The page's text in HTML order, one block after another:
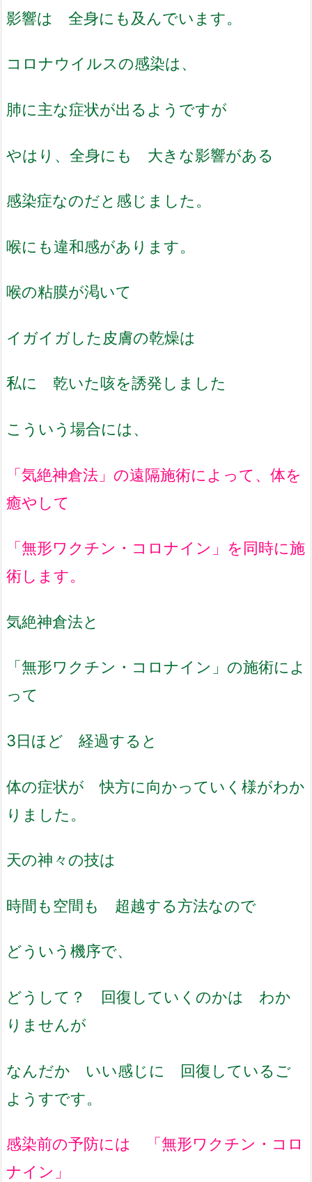
影響は 全身にも及んでいます。
コロナウイルスの感染は、
肺に主な症状が出るようですが
やはり、全身にも 大きな影響がある
感染症なのだと感じました。
喉にも違和感があります。
喉の粘膜が渇いて
イガイガした皮膚の乾燥は
私に 乾いた咳を誘発しました
こういう場合には、
「気絶神倉法」の遠隔施術によって、体を
癒やして
「無形ワクチン・コロナイン」を同時に施
術します。
気絶神倉法と
「無形ワクチン・コロナイン」の施術によ
って
3日ほど 経過すると
体の症状が 快方に向かっていく様がわか
りました。
天の神々の技は
時間も空間も 超越する方法なので
どういう機序で、
どうして？ 回復していくのかは わか
りませんが
なんだか いい感じに 回復しているご
ようすです。
感染前の予防には 「無形ワクチン・コロ
ナイン」